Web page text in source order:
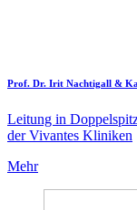
Prof. Dr. Irit Nachtigall &
Leitung in
der Vivantes Kliniken
Mehr